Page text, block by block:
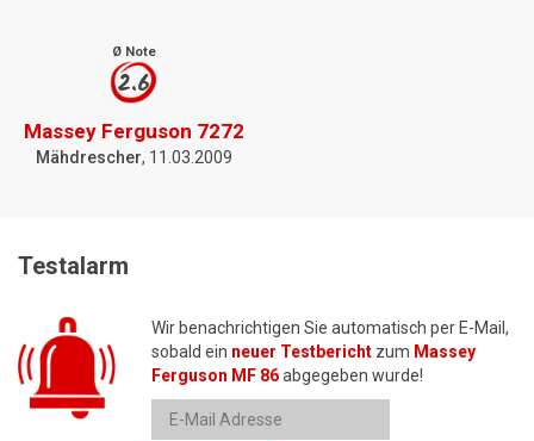
Ø Note
2.6
Massey Ferguson 7272
Mähdrescher, 11.03.2009
Testalarm
Wir benachrichtigen Sie automatisch per E-Mail,
sobald ein neuer Testbericht zum Massey
Ferguson MF 86abgegeben wurde!